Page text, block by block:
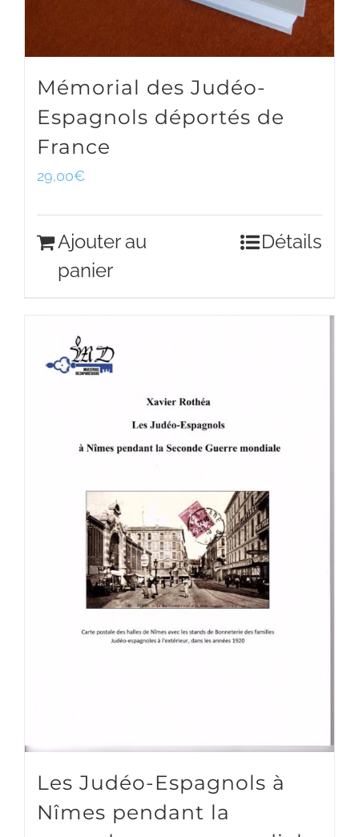
Mémorial des Judéo-
Espagnols déportés de
France
29,00€
Ajouter au
panier
Détails
Les Judéo-Espagnols à
Nîmes pendant la